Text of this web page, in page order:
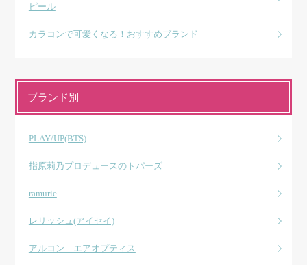
ピール
カラコンで可愛くなる！おすすめブランド
ブランド別
PLAY/UP(BTS)
指原莉乃プロデュースのトパーズ
ramurie
レリッシュ(アイセイ)
アルコン エアオプティス